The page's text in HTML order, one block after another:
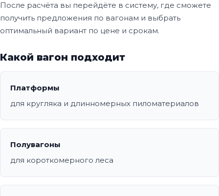
После расчёта вы перейдёте в систему, где сможете
получить предложения по вагонам и выбрать
оптимальный вариант по цене и срокам.
Какой вагон подходит
Платформы
для кругляка и длинномерных пиломатериалов
Полувагоны
для короткомерного леса